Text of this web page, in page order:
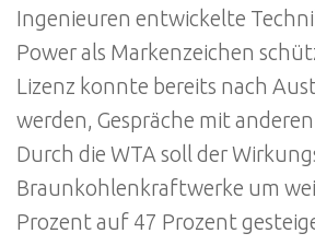
Ingenieuren entwickelte
Power als Markenzeichen
Lizenz konnte bereits nach
werden, Gespräche mit
Durch die WTA soll der
Braunkohlenkraftwerke um
Prozent auf 47 Prozent